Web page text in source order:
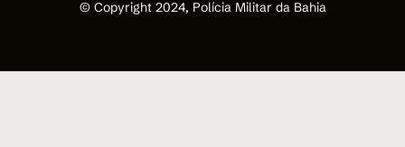
© Copyright 2024, Polícia Militar da Bahia